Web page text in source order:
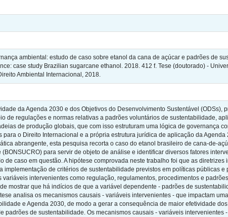
ambiental: estudo de caso sobre etanol da cana de açúcar e padrões de
case study Brazilian sugarcane ethanol. 2018. 412 f. Tese (doutorado) -
Ambiental Internacional, 2018.
da Agenda 2030 e dos Objetivos do Desenvolvimento Sustentável (ODSs),
de regulações e normas relativas a padrões voluntários de sustentabilidade,
de produção globais, que com isso estruturam uma lógica de governança
o Direito Internacional e a própria estrutura jurídica de aplicação da Agenda
abrangente, esta pesquisa recorta o caso do etanol brasileiro de cana-de-
para servir de objeto de análise e identificar diversos fatores
caso em questão. A hipótese comprovada neste trabalho foi que as diretrizes
de critérios de sustentabilidade previstos em políticas públicas e
intervenientes como regulação, regulamentos, procedimentos e
mostrar que há indícios de que a variável dependente - padrões de
analisa os mecanismos causais - variáveis intervenientes - que impactam
e Agenda 2030, de modo a gerar a consequência de maior efetividade
padrões de sustentabilidade. Os mecanismos causais - variáveis intervenientes